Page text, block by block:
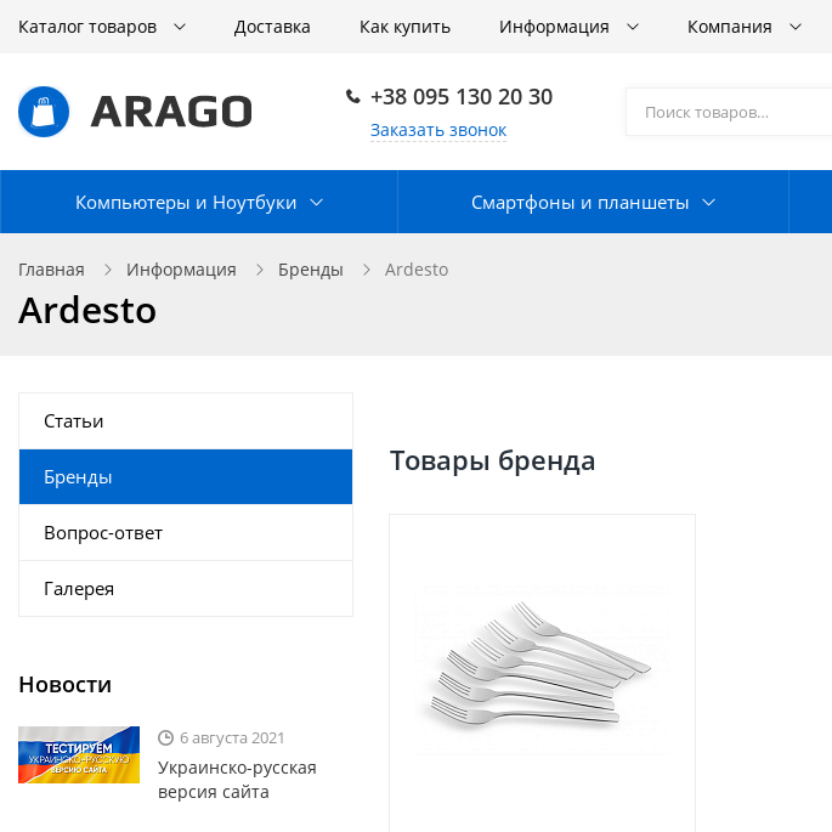
Каталог товаров Доставка Как купить Информация Компания
+38 095 130 20 30
Заказать звонок
Компьютеры и Ноутбуки Смартфоны и планшеты
Главная Информация Бренды Ardesto
Ardesto
Товары бренда
Статьи
Бренды
Вопрос-ответ
Галерея
Новости
6 августа 2021
Украинско-русская
версия сайта